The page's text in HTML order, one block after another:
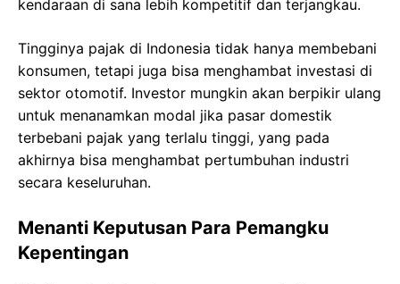
kendaraan di sana lebih kompetitif dan terjangkau.
Tingginya pajak di Indonesia tidak hanya membebani
konsumen, tetapi juga bisa menghambat investasi di
sektor otomotif. Investor mungkin akan berpikir ulang
untuk menanamkan modal jika pasar domestik
terbebani pajak yang terlalu tinggi, yang pada
akhirnya bisa menghambat pertumbuhan industri
secara keseluruhan.
Menanti Keputusan Para Pemangku
Kepentingan